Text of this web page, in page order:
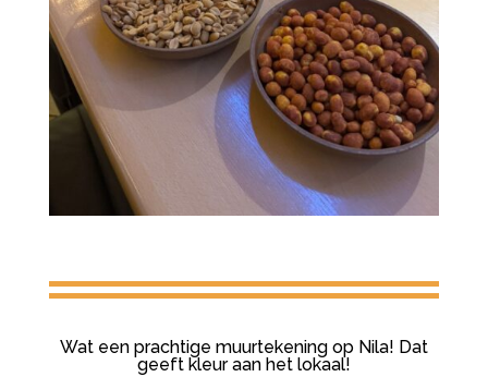
Wat een prachtige muurtekening op Nila! Dat
geeft kleur aan het lokaal!